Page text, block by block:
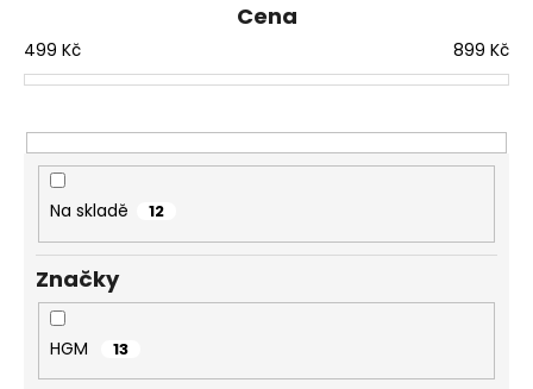
í
p
o
d
ů
Cena
499 Kč 899 Kč
Na skladě 12
Značky
HGM 13
HLEDAT
D
o
p